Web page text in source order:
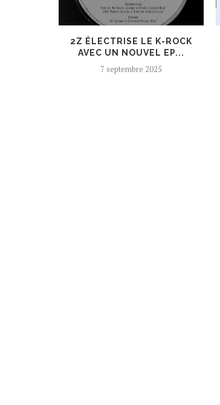
2Z ÉLECTRISE LE K-ROCK
AVEC UN NOUVEL EP...
7 septembre 2025